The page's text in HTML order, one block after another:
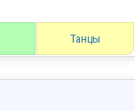
Танцы